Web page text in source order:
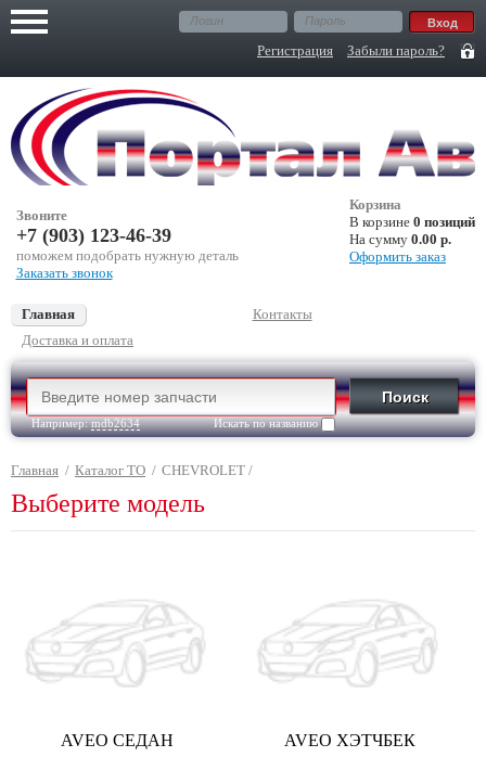
Регистрация Забыли пароль?
Корзина
В корзине 0 позиций
На сумму 0.00 р.
Оформить заказ
Звоните
+7 (903) 123-46-39
поможем подобрать нужную деталь
Заказать звонок
Главная
Контакты
Доставка и оплата
Например:mdb2634 Искать по названию
Главная / Каталог ТО / CHEVROLET /
Выберите модель
AVEO СЕДАН AVEO ХЭТЧБЕК